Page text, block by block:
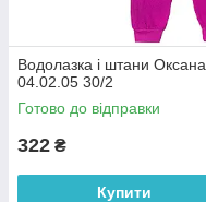
Водолазка і штани Оксана
04.02.05 30/2
Готово до відправки
322 ₴
Купити